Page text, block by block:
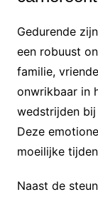
Gedurende
een robuust
familie,
onwrikbaar in
wedstrijden
Deze
moeilijke
Naast de